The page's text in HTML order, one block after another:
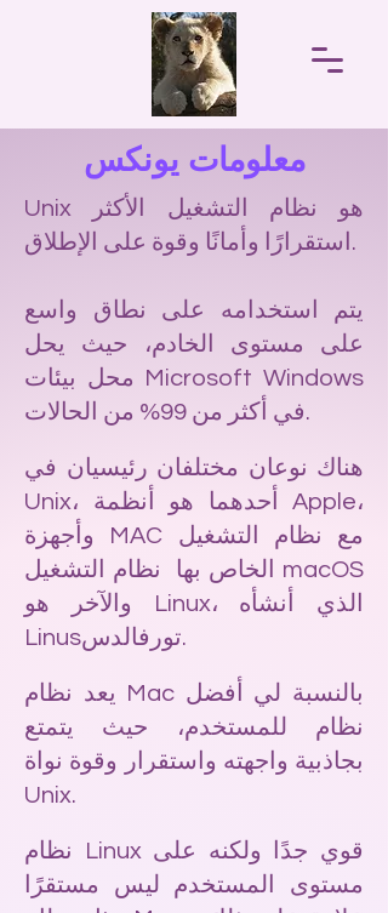
معلومات يونكس
Unix هو نظام التشغيل الأكثر
استقرارًا وأمانًا وقوة على الإطلاق.
يتم استخدامه على نطاق واسع
على مستوى الخادم، حيث يحل
محل بيئات Microsoft Windows
في أكثر من 99% من الحالات.
هناك نوعان مختلفان رئيسيان في
Unix، أحدهما هو أنظمة Apple،
وأجهزة MAC مع نظام التشغيل
الخاص بها نظام التشغيل macOS
والآخر هو Linux، الذي أنشأه
Linus
تورفالدس.
يعد نظام Mac بالنسبة لي أفضل
نظام للمستخدم، حيث يتمتع
بجاذبية واجهته واستقرار وقوة نواة
Unix.
نظام Linux قوي جدًا ولكنه على
مستوى المستخدم ليس مستقرًا